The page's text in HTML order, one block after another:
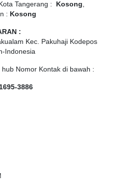
Tangerang : Kosong,
: Kosong
:
Kec. Pakuhaji Kodepos
Indonesia
Nomor Kontak di bawah :
3886